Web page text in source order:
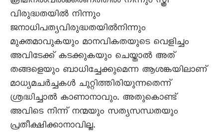
വിരുദ്ധതയിൽ നിന്നും
ജനാധിപത്യവിരുദ്ധതയിൽനിന്നും
മുക്തമാവുകയും മാനവികതയുടെ വെളിച്ചം
അവിടേക്ക് കടക്കുകയും ചെയ്താൽ അത്
തങ്ങളെയും ബാധിച്ചേക്കുമെന്ന ആശങ്കയിലാണ്
മാധ്യമചർച്ചകൾ ചുറ്റിത്തിരിയുന്നതെന്ന്
ശ്രദ്ധിച്ചാൽ കാണാനാവും. അതുകൊണ്ട്
അവിടെ നിന്ന് നന്മയും സത്യസന്ധതയും
പ്രതീക്ഷിക്കാനാവില്ല.